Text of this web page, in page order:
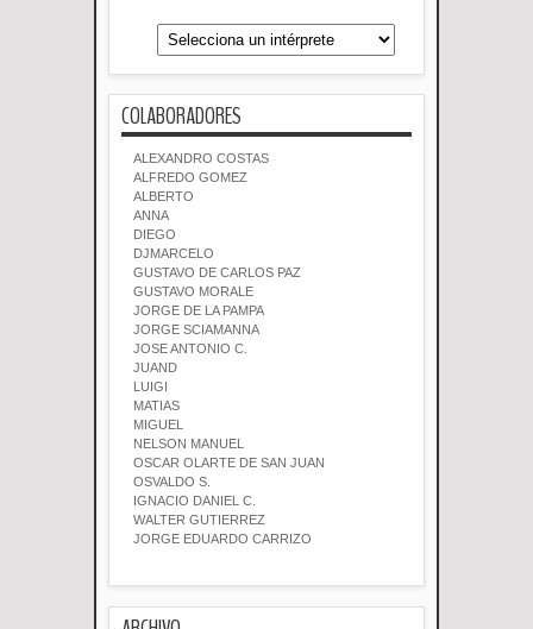
COLABORADORES
ALEXANDRO COSTAS
ALFREDO GOMEZ
ALBERTO
ANNA
DIEGO
DJMARCELO
GUSTAVO DE CARLOS PAZ
GUSTAVO MORALE
JORGE DE LA PAMPA
JORGE SCIAMANNA
JOSE ANTONIO C.
JUAND
LUIGI
MATIAS
MIGUEL
NELSON MANUEL
OSCAR OLARTE DE SAN JUAN
OSVALDO S.
IGNACIO DANIEL C.
WALTER GUTIERREZ
JORGE EDUARDO CARRIZO